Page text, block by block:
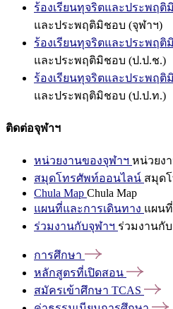
ร้องเรียนทุจริตและประพฤติ
และประพฤติมิชอบ (จุฬาฯ)
ร้องเรียนทุจริตและประพฤติ
และประพฤติมิชอบ (ป.ป.ช.)
ร้องเรียนทุจริตและประพฤติ
และประพฤติมิชอบ (ป.ป.ท.)
ติดต่อจุฬาฯ
หน่วยงานของจุฬาฯ หน่วยง
สมุดโทรศัพท์ออนไลน์ สมุด
Chula Map Chula Map
แผนที่และการเดินทาง แผน
ร่วมงานกับจุฬาฯ ร่วมงานกั
การศึกษา
หลักสูตรที่เปิดสอน
สมัครเข้าศึกษา TCAS